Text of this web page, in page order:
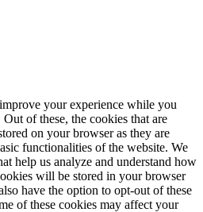
your experience while you
of these, the cookies that are
on your browser as they are
functionalities of the website. We
help us analyze and understand how
will be stored in your browser
have the option to opt-out of these
of these cookies may affect your